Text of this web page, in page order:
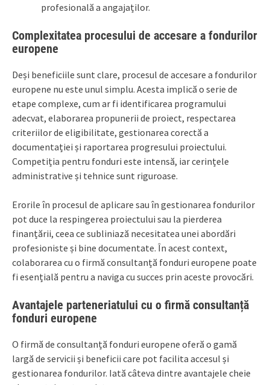
profesională a angajaților.
Complexitatea procesului de accesare a fondurilor
europene
Deși beneficiile sunt clare, procesul de accesare a fondurilor
europene nu este unul simplu. Acesta implică o serie de
etape complexe, cum ar fi identificarea programului
adecvat, elaborarea propunerii de proiect, respectarea
criteriilor de eligibilitate, gestionarea corectă a
documentației și raportarea progresului proiectului.
Competiția pentru fonduri este intensă, iar cerințele
administrative și tehnice sunt riguroase.
Erorile în procesul de aplicare sau în gestionarea fondurilor
pot duce la respingerea proiectului sau la pierderea
finanțării, ceea ce subliniază necesitatea unei abordări
profesioniste și bine documentate. În acest context,
colaborarea cu o firmă consultanță fonduri europene poate
fi esențială pentru a naviga cu succes prin aceste provocări.
Avantajele parteneriatului cu o firmă consultanță
fonduri europene
O firmă de consultanță fonduri europene oferă o gamă
largă de servicii și beneficii care pot facilita accesul și
gestionarea fondurilor. Iată câteva dintre avantajele cheie